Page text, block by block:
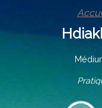
Médium -
Pratique